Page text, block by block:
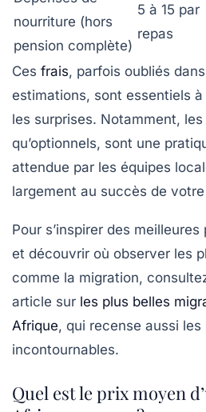
nourriture (hors
pension complète)
5 à 15 par
repas
Ces frais, parfois oubliés
estimations, sont essentiels
les surprises. Notamment,
qu’optionnels, sont une
attendue par les équipes
largement au succès de votre
Pour s’inspirer des
et découvrir où observer les
comme la migration,
article sur les plus belles
Afrique, qui recense aussi les
incontournables.
Quel est le prix moyen